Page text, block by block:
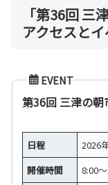
「第36回 三
アクセスと
EVENT
第36回 三津の朝
日程
2026
開催時間
8:00